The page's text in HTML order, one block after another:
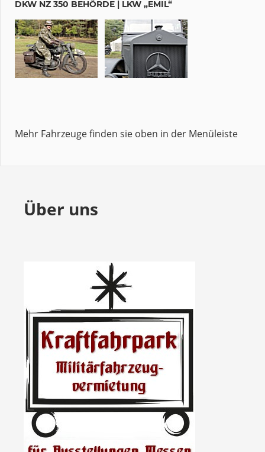
DKW NZ 350 BEHÖRDE | LKW „EMIL“
Mehr Fahrzeuge finden sie oben in der Menüleiste
Über uns